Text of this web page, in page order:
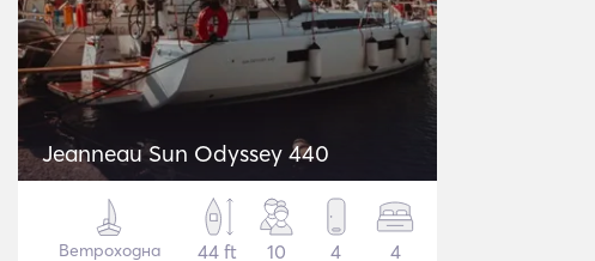
Jeanneau Sun Odyssey 440
Ветроходна
44 ft
10 4 4